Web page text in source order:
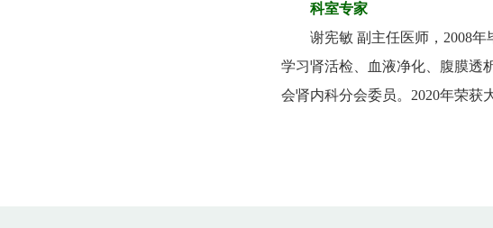
科室专家
谢宪敏 副主任医师，2008
学习肾活检、血液净化、腹膜透
会肾内科分会委员。2020年荣获